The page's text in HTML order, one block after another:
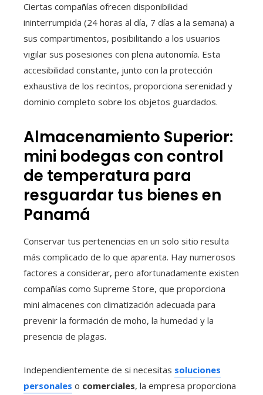
Ciertas compañías ofrecen disponibilidad
ininterrumpida (24 horas al día, 7 días a la semana) a
sus compartimentos, posibilitando a los usuarios
vigilar sus posesiones con plena autonomía. Esta
accesibilidad constante, junto con la protección
exhaustiva de los recintos, proporciona serenidad y
dominio completo sobre los objetos guardados.
Almacenamiento Superior:
mini bodegas con control
de temperatura para
resguardar tus bienes en
Panamá
Conservar tus pertenencias en un solo sitio resulta
más complicado de lo que aparenta. Hay numerosos
factores a considerar, pero afortunadamente existen
compañías como Supreme Store, que proporciona
mini almacenes con climatización adecuada para
prevenir la formación de moho, la humedad y la
presencia de plagas.
Independientemente de si necesitas soluciones
personales o comerciales, la empresa proporciona